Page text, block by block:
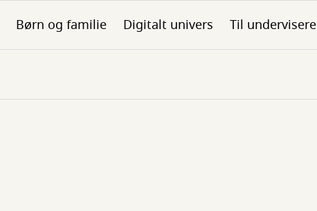
Børn og familie Digitalt univers Til undervisere